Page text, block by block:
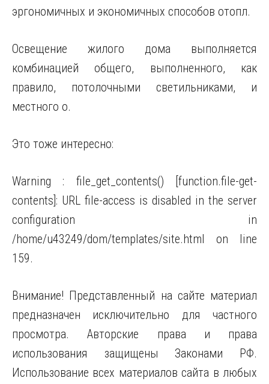
эргономичных и экономичных способов отопл.
Освещение жилого дома выполняется
комбинацией общего, выполненного, как
правило, потолочными светильниками, и
местного о.
Это тоже интересно:
Warning : file_get_contents() [function.file-get-
contents]: URL file-access is disabled in the server
configuration in
/home/u43249/dom/templates/site.html on line
159.
Внимание! Представленный на сайте материал
предназначен исключительно для частного
просмотра. Авторские права и права
использования защищены Законами РФ.
Использование всех материалов сайта в любых